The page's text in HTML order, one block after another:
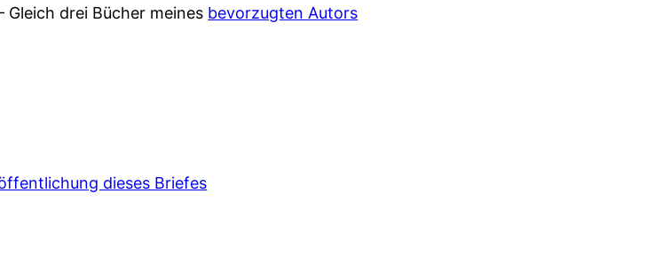
drei Bücher meines bevorzugten Autors
dieses Briefes